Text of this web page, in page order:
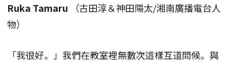
Ruka Tamaru （古田淳＆神田陽太/湘南廣播電台人
物）
「我很好。」我們在教室裡無數次這樣互道問候。與